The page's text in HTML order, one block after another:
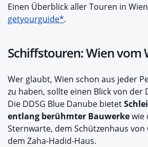
Einen Überblick aller Touren in
getyourguide*.
Schiffstouren: Wien vom
Wer glaubt, Wien schon aus jeder
zu haben, sollte einen Blick von der
Die DDSG Blue Danube bietet
entlang berühmter Bauwerkewie
Sternwarte, dem Schützenhaus
dem Zaha-Hadid-Haus.